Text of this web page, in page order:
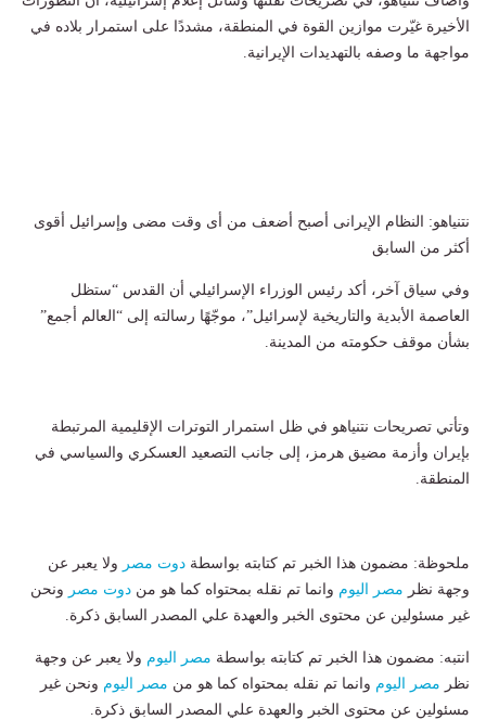
الأخيرة غيّرت موازين القوة في المنطقة، مشددًا على استمرار بلاده في
مواجهة ما وصفه بالتهديدات الإيرانية.
نتنياهو: النظام الإيرانى أصبح أضعف من أى وقت مضى وإسرائيل أقوى
أكثر من السابق
وفي سياق آخر، أكد رئيس الوزراء الإسرائيلي أن القدس “ستظل
العاصمة الأبدية والتاريخية لإسرائيل”، موجّهًا رسالته إلى “العالم أجمع”
بشأن موقف حكومته من المدينة.
وتأتي تصريحات نتنياهو في ظل استمرار التوترات الإقليمية المرتبطة
بإيران وأزمة مضيق هرمز، إلى جانب التصعيد العسكري والسياسي في
المنطقة.
ملحوظة: مضمون هذا الخبر تم كتابته بواسطة دوت مصر ولا يعبر عن
وجهة نظر مصر اليوم وانما تم نقله بمحتواه كما هو من دوت مصر ونحن
غير مسئولين عن محتوى الخبر والعهدة علي المصدر السابق ذكرة.
انتبه: مضمون هذا الخبر تم كتابته بواسطة مصر اليوم ولا يعبر عن وجهة
نظر مصر اليوم وانما تم نقله بمحتواه كما هو من مصر اليوم ونحن غير
مسئولين عن محتوى الخبر والعهدة علي المصدر السابق ذكرة.